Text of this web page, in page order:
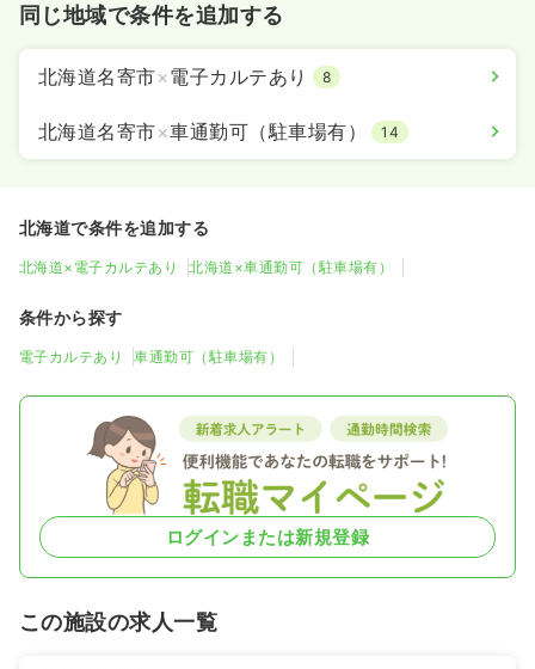
同じ地域で条件を追加する
北海道名寄市×電子カルテあり 8
北海道名寄市×車通勤可（駐車場有） 14
北海道で条件を追加する
北海道×電子カルテあり 北海道×車通勤可（駐車場有）
条件から探す
電子カルテあり 車通勤可（駐車場有）
ログインまたは新規登録
この施設の求人一覧